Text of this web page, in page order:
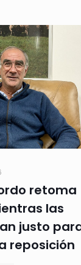
retoma
las
justo
reposición